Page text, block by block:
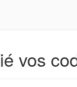
vos